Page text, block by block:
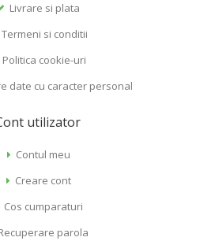
Livrare si plata
Termeni si conditii
Politica cookie-uri
date cu caracter personal
utilizator
Contul meu
Creare cont
Cos cumparaturi
parola